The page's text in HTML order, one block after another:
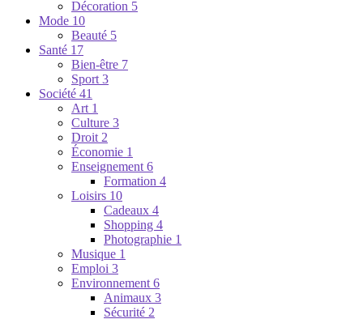
Décoration 5
Mode 10
Beauté 5
Santé 17
Bien-être 7
Sport 3
Société 41
Art 1
Culture 3
Droit 2
Économie 1
Enseignement 6
Formation 4
Loisirs 10
Cadeaux 4
Shopping 4
Photographie 1
Musique 1
Emploi 3
Environnement 6
Animaux 3
Sécurité 2